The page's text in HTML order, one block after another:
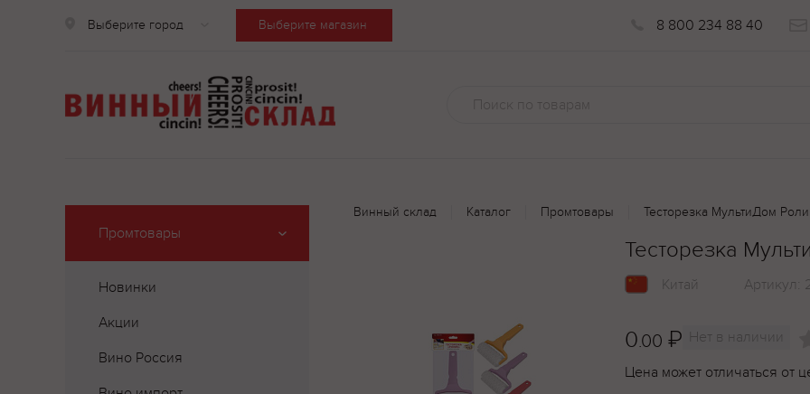
Выберите город Выберите магазин 8 800 234 88 40
Промтовары
Новинки
Акции
Вино Россия
Винный склад Каталог Промтовары Тесторезка МультиДом
Тесторезка
Китай Артикул:
0.00 ₽ Нет в наличии
Цена может отличаться от